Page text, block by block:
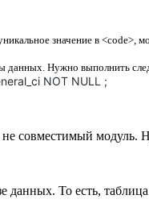
значение в
данных. Нужно выполнить
NOT NULL ;
совместимый модуль.
То есть,